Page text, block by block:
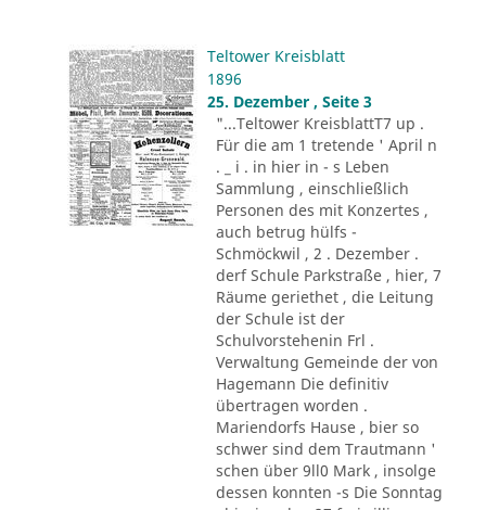
Teltower Kreisblatt
1896
25. Dezember , Seite 3
"...Teltower KreisblattT7 up .
Für die am 1 tretende ' April n
. _ i . in hier in - s Leben
Sammlung , einschließlich
Personen des mit Konzertes ,
auch betrug hülfs -
Schmöckwil , 2 . Dezember .
derf Schule Parkstraße , hier, 7
Räume geriethet , die Leitung
der Schule ist der
Schulvorstehenin Frl .
Verwaltung Gemeinde der von
Hagemann Die definitiv
übertragen worden .
Mariendorfs Hause , bier so
schwer sind dem Trautmann '
schen über 9ll0 Mark , insolge
dessen konnten -s Die Sonntag